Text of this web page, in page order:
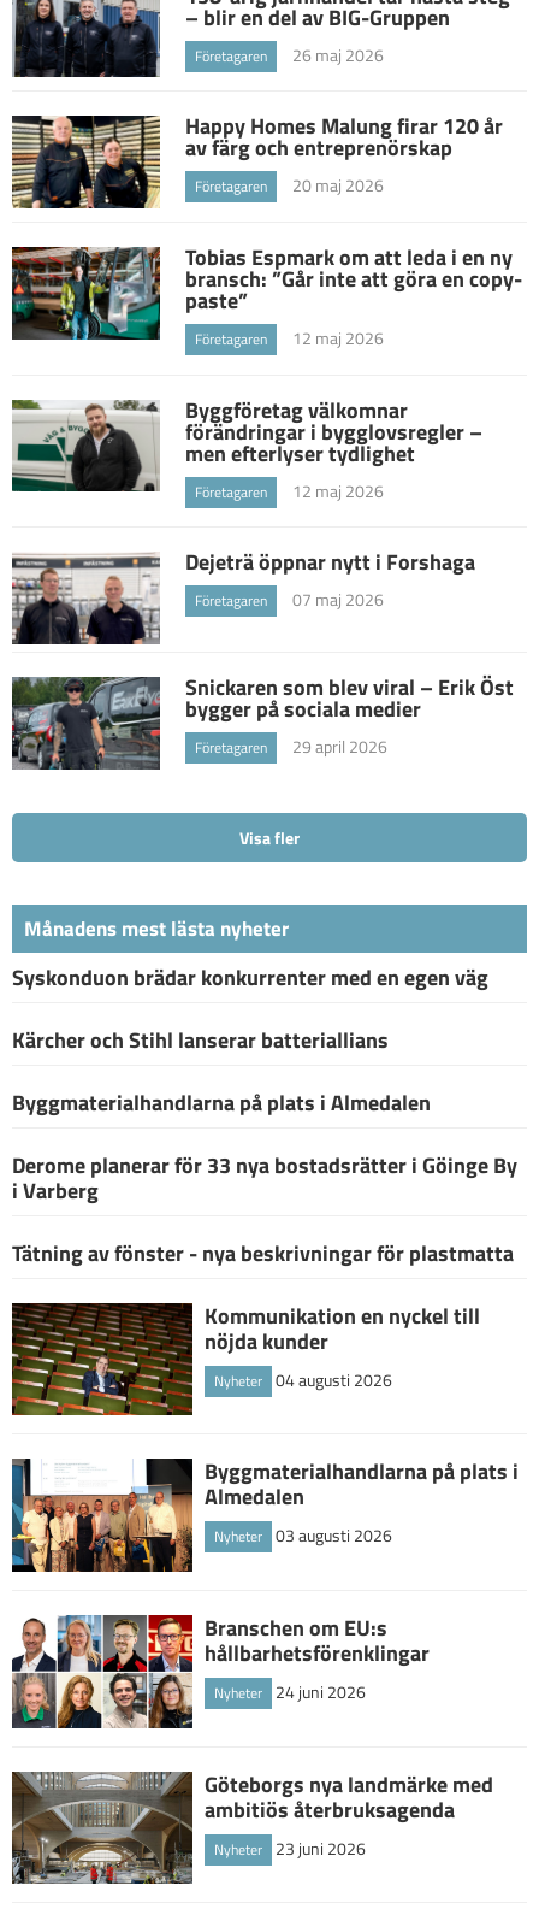
– blir en del av BIG-Gruppen
Företagaren 26 maj 2026
Happy Homes Malung firar 120 år
av färg och entreprenörskap
Företagaren 20 maj 2026
Tobias Espmark om att leda i en ny
bransch: ”Går inte att göra en copy-
paste”
Företagaren 12 maj 2026
Byggföretag välkomnar
förändringar i bygglovsregler –
men efterlyser tydlighet
Företagaren 12 maj 2026
Dejeträ öppnar nytt i Forshaga
Företagaren 07 maj 2026
Snickaren som blev viral – Erik Öst
bygger på sociala medier
Företagaren 29 april 2026
Visa fler
Månadens mest lästa nyheter
Syskonduon brädar konkurrenter med en egen väg
Kärcher och Stihl lanserar batteriallians
Byggmaterialhandlarna på plats i Almedalen
Derome planerar för 33 nya bostadsrätter i Göinge By
i Varberg
Tätning av fönster - nya beskrivningar för plastmatta
Kommunikation en nyckel till
nöjda kunder
Nyheter 04 augusti 2026
Byggmaterialhandlarna på plats i
Almedalen
Nyheter 03 augusti 2026
Branschen om EU:s
hållbarhetsförenklingar
Nyheter 24 juni 2026
Göteborgs nya landmärke med
ambitiös återbruksagenda
Nyheter 23 juni 2026